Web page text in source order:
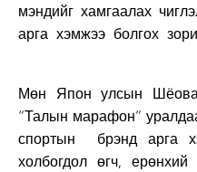
мэндийг хамгаалах
арга хэмжээ болгох
Мөн Япон улсын Шёова
“Талын марафон”
спортын брэнд арга
холбогдол өгч, ерөнхий